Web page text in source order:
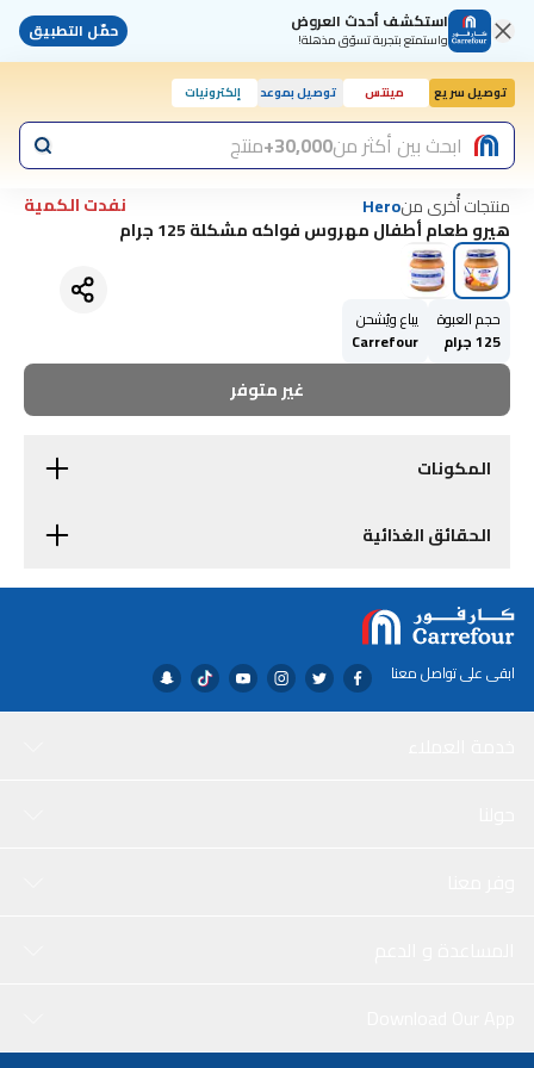
استكشف أحدث العروض
واستمتع بتجربة تسوّق مذهلة! حمّل التطبيق
توصيل سريع مينتس توصيل بموعد إلكترونيات
ابحث بين أكثر من30,000+ منتج
منتجات أُخرى منHero
نفدت الكمية
هيرو طعام أطفال مهروس فواكه مشكلة 125 جرام
حجم العبوة
125 جرام
يباع ويُشحن
Carrefour
غير متوفر
المكونات
الحقائق الغذائية
ابقى على تواصل معنا